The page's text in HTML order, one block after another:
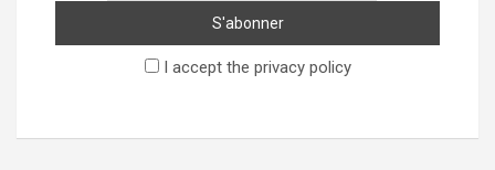
I accept the privacy policy